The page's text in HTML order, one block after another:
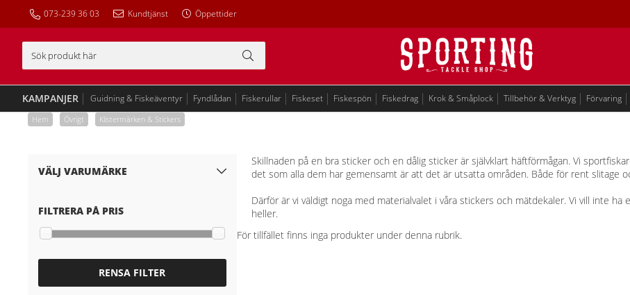
073-239 36 03 Kundtjänst Öppettider
Guidning & Fiskeäventyr Fyndlådan Fiskerullar Fiskeset Fiskespön Fiskedrag Krok & Småplock Tillbehör & Verktyg Förvaring
KAMPANJER
Hem Övrigt Klistermärken & Stickers
VÄLJ VARUMÄRKE
FILTRERA PÅ PRIS
RENSA FILTER
Skillnaden på en bra sticker och en dålig sticker är självklart häftförmågan. Vi
det som alla dem har gemensamt är att det är utsatta områden. Både för rent slitage
Därför är vi väldigt noga med materialvalet i våra stickers och mätdekaler. Vi vill inte
heller.
För tillfället finns inga produkter under denna rubrik.